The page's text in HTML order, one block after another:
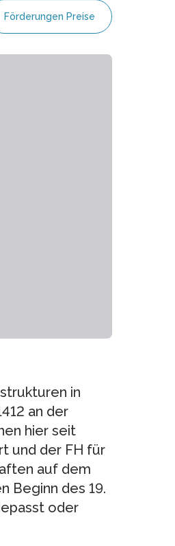
Förderungen Preise
in
an der
hier seit
und der FH für
auf dem
Beginn des 19.
oder